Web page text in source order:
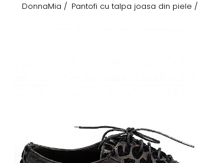
DonnaMia / Pantofi cu talpa joasa din piele /